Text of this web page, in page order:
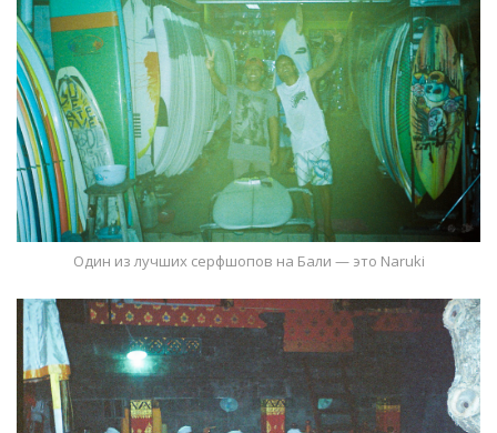
Один из лучших серфшопов на Бали — это Naruki